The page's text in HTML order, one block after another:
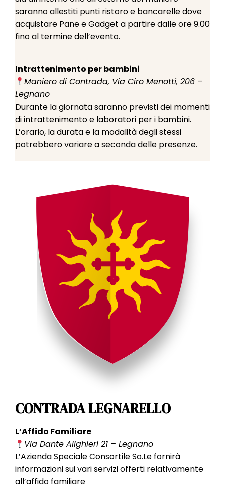
saranno allestiti punti ristoro e bancarelle dove
acquistare Pane e Gadget a partire dalle ore 9.00
fino al termine dell’evento.
Intrattenimento per bambini
Maniero di Contrada, Via Ciro Menotti, 206 –
Legnano
Durante la giornata saranno previsti dei momenti
di intrattenimento e laboratori per i bambini.
L’orario, la durata e la modalità degli stessi
potrebbero variare a seconda delle presenze.
CONTRADA LEGNARELLO
L’Affido Familiare
Via Dante Alighieri 21 – Legnano
L’Azienda Speciale Consortile So.Le fornirà
informazioni sui vari servizi offerti relativamente
all’affido familiare